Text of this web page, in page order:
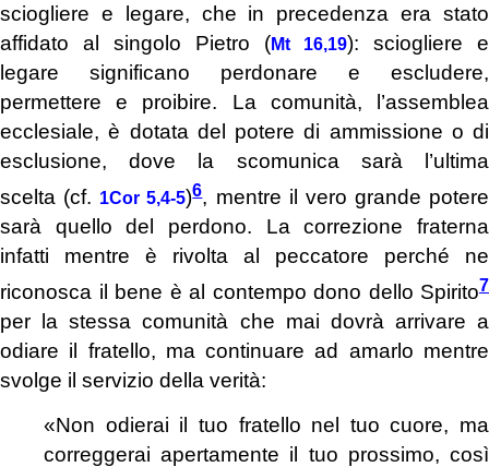
sciogliere e legare, che in precedenza era stato
affidato al singolo Pietro (Mt 16,19): sciogliere e
legare significano perdonare e escludere,
permettere e proibire. La comunità, l’assemblea
ecclesiale, è dotata del potere di ammissione o di
esclusione, dove la scomunica sarà l’ultima
scelta (cf. 1Cor 5,4-5)6, mentre il vero grande potere
sarà quello del perdono. La correzione fraterna
infatti mentre è rivolta al peccatore perché ne
riconosca il bene è al contempo dono dello Spirito7
per la stessa comunità che mai dovrà arrivare a
odiare il fratello, ma continuare ad amarlo mentre
svolge il servizio della verità:
«Non odierai il tuo fratello nel tuo cuore, ma
correggerai apertamente il tuo prossimo, così